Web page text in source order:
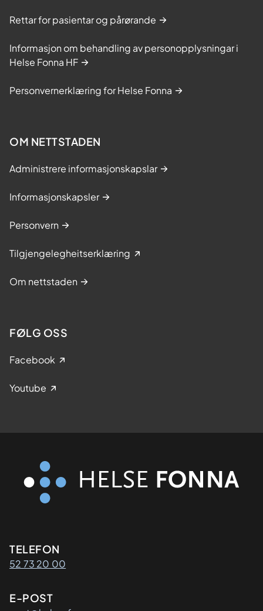
Rettar for pasientar og pårørande
Informasjon om behandling av personopplysningar i
Helse Fonna HF
Personvernerklæring for Helse Fonna
OM NETTSTADEN
Administrere informasjonskapslar
Informasjonskapsler
Personvern
Tilgjengelegheitserklæring
Om nettstaden
FØLG OSS
Facebook
Youtube
Kontaktinformasjon
TELEFON
52 73 20 00
E-POST